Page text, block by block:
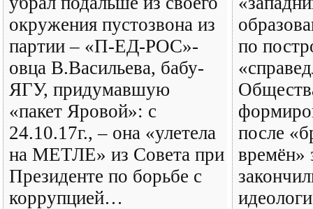
окружения пустозвона из
партии – «П-ЕД-РОС»-
овца В.Васильева, бабу-
ЯГУ, придумавшую
«пакет Яровой»: с
24.10.17г., – она «улетела
на МЕТЛЕ» из Совета при
Президенте по борьбе с
коррупцией…
по
после
времён»